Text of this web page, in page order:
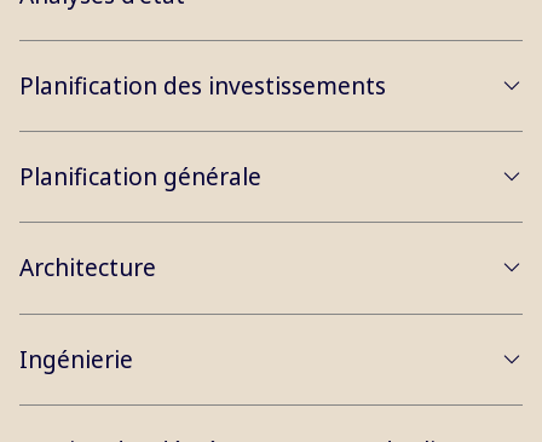
Planification des investissements
Planification générale
Architecture
Ingénierie